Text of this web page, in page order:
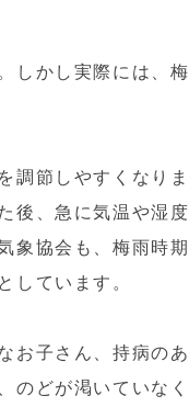
しかし実際には、梅
調節しやすくなりま
後、急に気温や湿度
象協会も、梅雨時期
しています。
お子さん、持病のあ
のどが渇いていなく